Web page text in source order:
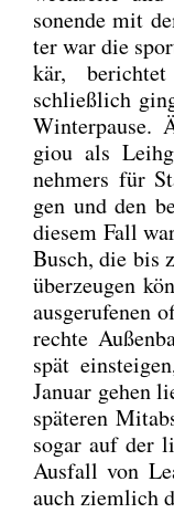
son­ende mit
ter war die
kär,
schließ­lich
giou als
neh­mers für
gen und den
die­sem Fall
Busch, die bis
über­zeu­gen
aus­ge­ru­fe­nen
rech­te
spät
Janu­ar gehen
spä­te­ren
sogar auf der
Aus­fall von
auch ziem­lich